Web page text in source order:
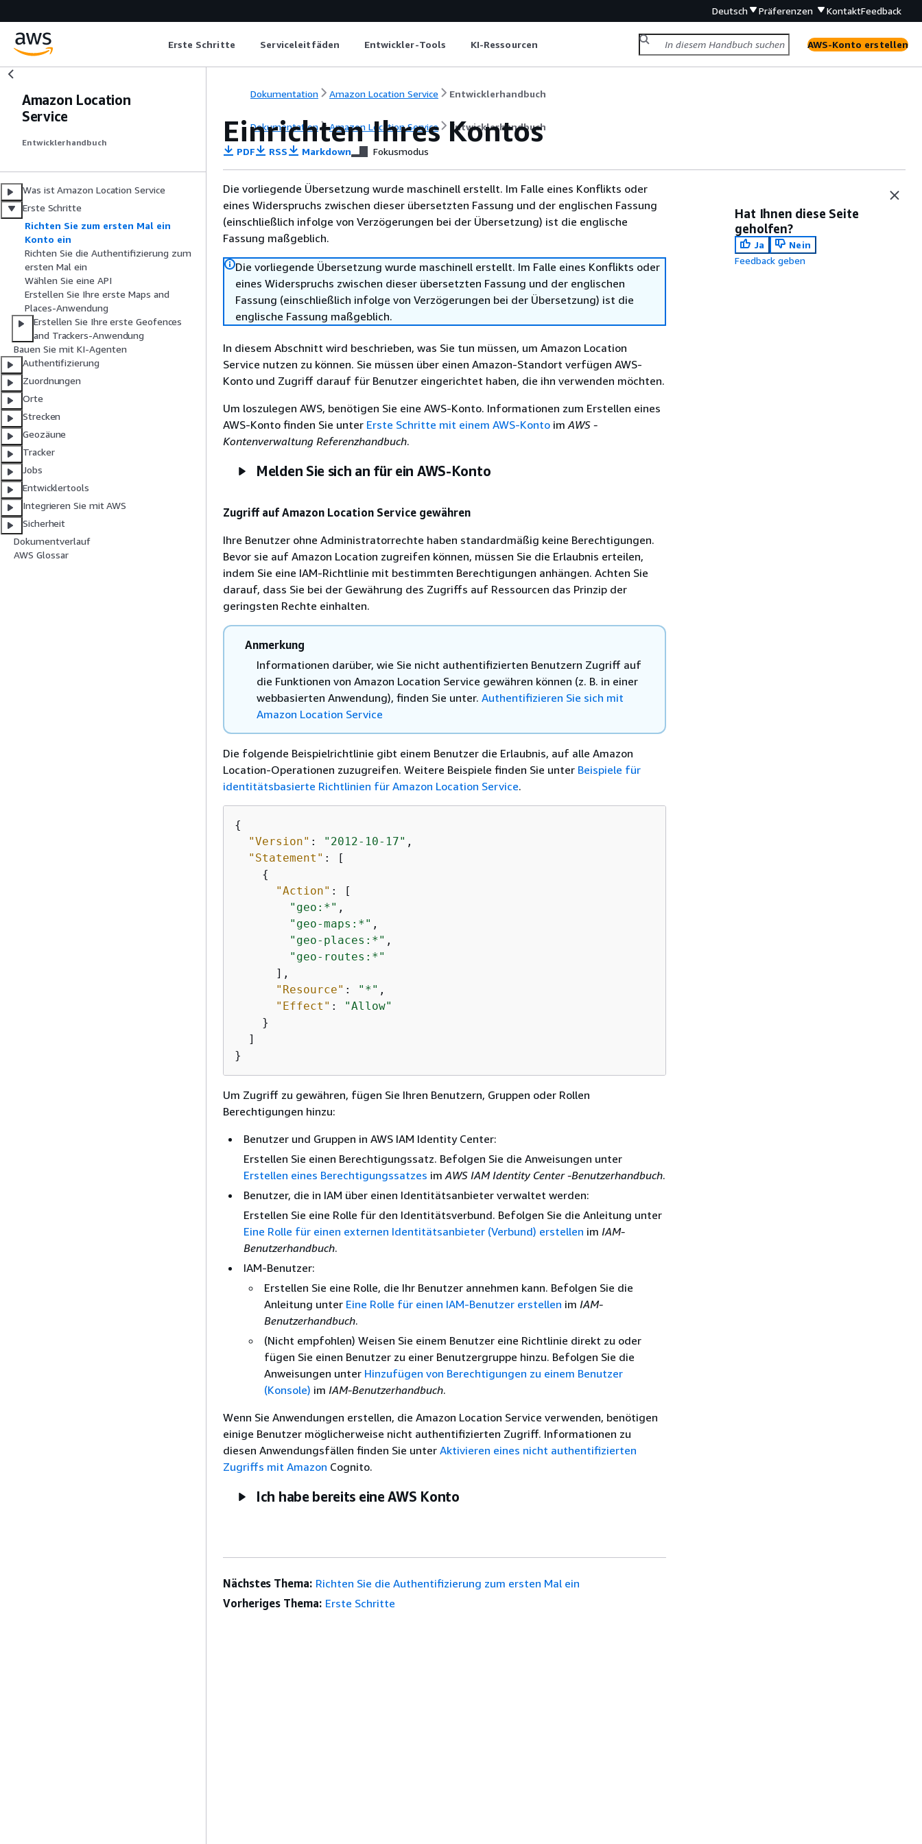
Deutsch Präferenzen KontaktFeedback
Erste Schritte Serviceleitfäden Entwickler-Tools KI-Ressourcen AWS-Konto erstellen
Amazon Location
Service
Entwicklerhandbuch
Was ist Amazon Location Service
Erste Schritte
Richten Sie zum ersten Mal ein
Konto ein
Richten Sie die Authentifizierung zum
ersten Mal ein
Wählen Sie eine API
Erstellen Sie Ihre erste Maps and
Places-Anwendung
Erstellen Sie Ihre erste Geofences
and Trackers-Anwendung
Bauen Sie mit KI-Agenten
Authentifizierung
Zuordnungen
Orte
Strecken
Geozäune
Tracker
Jobs
Entwicklertools
Integrieren Sie mit AWS
Sicherheit
Dokumentverlauf
AWS Glossar
Dokumentation Amazon Location Service Entwicklerhandbuch
Dokumentation Amazon Location Service Entwicklerhandbuch
Einrichten Ihres Kontos
PDF RSS Markdown Fokusmodus
Die vorliegende Übersetzung wurde maschinell erstellt. Im Falle eines Konflikts oder
eines Widerspruchs zwischen dieser übersetzten Fassung und der englischen Fassung
(einschließlich infolge von Verzögerungen bei der Übersetzung) ist die englische
Fassung maßgeblich.
Die vorliegende Übersetzung wurde maschinell erstellt. Im Falle eines Konflikts oder
eines Widerspruchs zwischen dieser übersetzten Fassung und der englischen
Fassung (einschließlich infolge von Verzögerungen bei der Übersetzung) ist die
englische Fassung maßgeblich.
In diesem Abschnitt wird beschrieben, was Sie tun müssen, um Amazon Location
Service nutzen zu können. Sie müssen über einen Amazon-Standort verfügen AWS-
Konto und Zugriff darauf für Benutzer eingerichtet haben, die ihn verwenden möchten.
Um loszulegen AWS, benötigen Sie eine AWS-Konto. Informationen zum Erstellen eines
AWS-Konto finden Sie unter Erste Schritte mit einem AWS-Konto imAWS -
Kontenverwaltung Referenzhandbuch.
Melden Sie sich an für ein AWS-Konto
Zugriff auf Amazon Location Service gewähren
Ihre Benutzer ohne Administratorrechte haben standardmäßig keine Berechtigungen.
Bevor sie auf Amazon Location zugreifen können, müssen Sie die Erlaubnis erteilen,
indem Sie eine IAM-Richtlinie mit bestimmten Berechtigungen anhängen. Achten Sie
darauf, dass Sie bei der Gewährung des Zugriffs auf Ressourcen das Prinzip der
geringsten Rechte einhalten.
Anmerkung
Informationen darüber, wie Sie nicht authentifizierten Benutzern Zugriff auf
die Funktionen von Amazon Location Service gewähren können (z. B. in einer
webbasierten Anwendung), finden Sie unter. Authentifizieren Sie sich mit
Amazon Location Service
Die folgende Beispielrichtlinie gibt einem Benutzer die Erlaubnis, auf alle Amazon
Location-Operationen zuzugreifen. Weitere Beispiele finden Sie unter Beispiele für
identitätsbasierte Richtlinien für Amazon Location Service.
{
"Version" : "2012-10-17" ,
"Statement" : [
{
"Action" : [
"geo:*" ,
"geo-maps:*" ,
"geo-places:*" ,
"geo-routes:*"
      ],
"Resource" : "*" ,
"Effect" :
"Allow"
    }
  ]
}
Um Zugriff zu gewähren, fügen Sie Ihren Benutzern, Gruppen oder Rollen
Berechtigungen hinzu:
Benutzer und Gruppen in AWS IAM Identity Center:
Erstellen Sie einen Berechtigungssatz. Befolgen Sie die Anweisungen unter
Erstellen eines Berechtigungssatzes imAWS IAM Identity Center -Benutzerhandbuch.
Benutzer, die in IAM über einen Identitätsanbieter verwaltet werden:
Erstellen Sie eine Rolle für den Identitätsverbund. Befolgen Sie die Anleitung unter
Eine Rolle für einen externen Identitätsanbieter (Verbund) erstellen im IAM-
Benutzerhandbuch.
IAM-Benutzer:
Erstellen Sie eine Rolle, die Ihr Benutzer annehmen kann. Befolgen Sie die
Anleitung unter Eine Rolle für einen IAM-Benutzer erstellen im IAM-
Benutzerhandbuch.
(Nicht empfohlen) Weisen Sie einem Benutzer eine Richtlinie direkt zu oder
fügen Sie einen Benutzer zu einer Benutzergruppe hinzu. Befolgen Sie die
Anweisungen unter Hinzufügen von Berechtigungen zu einem Benutzer
(Konsole) im IAM-Benutzerhandbuch.
Wenn Sie Anwendungen erstellen, die Amazon Location Service verwenden, benötigen
einige Benutzer möglicherweise nicht authentifizierten Zugriff. Informationen zu
diesen Anwendungsfällen finden Sie unter Aktivieren eines nicht authentifizierten
Zugriffs mit Amazon Cognito.
Ich habe bereits eine AWS Konto
Hat Ihnen diese Seite
geholfen?
Ja
Nein
Feedback geben
Nächstes Thema: Richten Sie die Authentifizierung zum ersten Mal ein
Vorheriges Thema: Erste Schritte